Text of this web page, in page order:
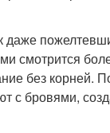
смотрится
без корней.
с бровями,